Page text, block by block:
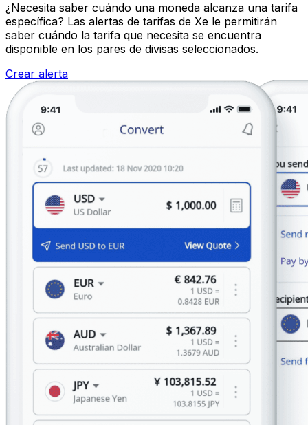
¿Necesita saber cuándo una moneda alcanza una tarifa
específica? Las alertas de tarifas de Xe le permitirán
saber cuándo la tarifa que necesita se encuentra
disponible en los pares de divisas seleccionados.
Crear alerta